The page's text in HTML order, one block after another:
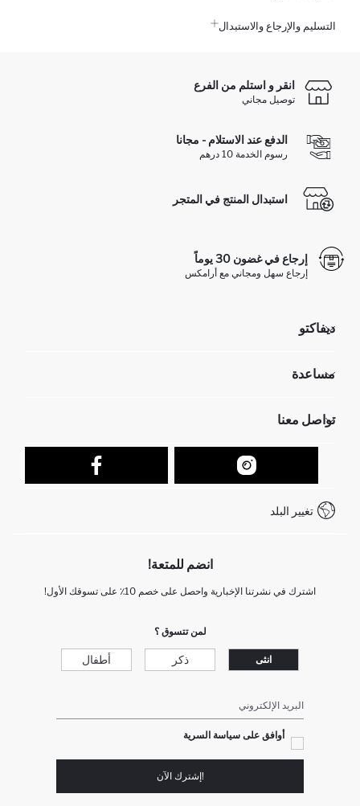
التسليم والإرجاع والاستبدال
انقر و استلم من الفرع
توصيل مجاني
الدفع عند الاستلام - مجانا
رسوم الخدمة 10 درهم
استبدال المنتج في المتجر
إرجاع في غضون 30 يوماً
إرجاع سهل ومجاني مع أرامكس
ديفاكتو
تعرف علينا
مساعدة
عمليات الارجاع و الاستبدال السهلة
تتبع الشحنة
كيف يمكنك التسوق في ديفاكتو ؟
كيف تدفع في ديفاكتو؟
تواصل معنا
نموذج الاتصال
+212 525 076 633 خدمة العملاءتغيير البلد
انضم للمتعة!
اشترك في نشرتنا الإخبارية واحصل على خصم 10٪ على تسوقك الأول!
لمن تتسوق ؟
انثى ذكر أطفال
البريد الإلكتروني
أوافق على سياسة السرية
!إشترك الآن